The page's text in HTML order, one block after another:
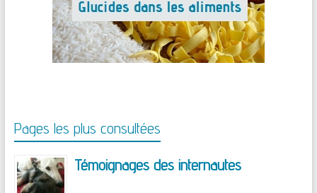
Pages les plus consultées
Témoignages des internautes